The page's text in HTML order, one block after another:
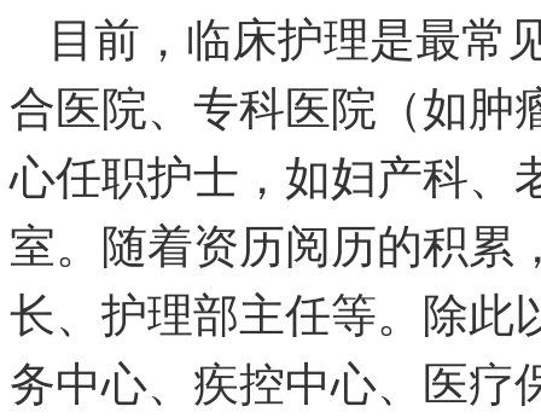
目前，临床护理是最常
合医院、专科医院（如肿
心任职护士，如妇产科、
室。随着资历阅历的积累
长、护理部主任等。除此
务中心、疾控中心、医疗